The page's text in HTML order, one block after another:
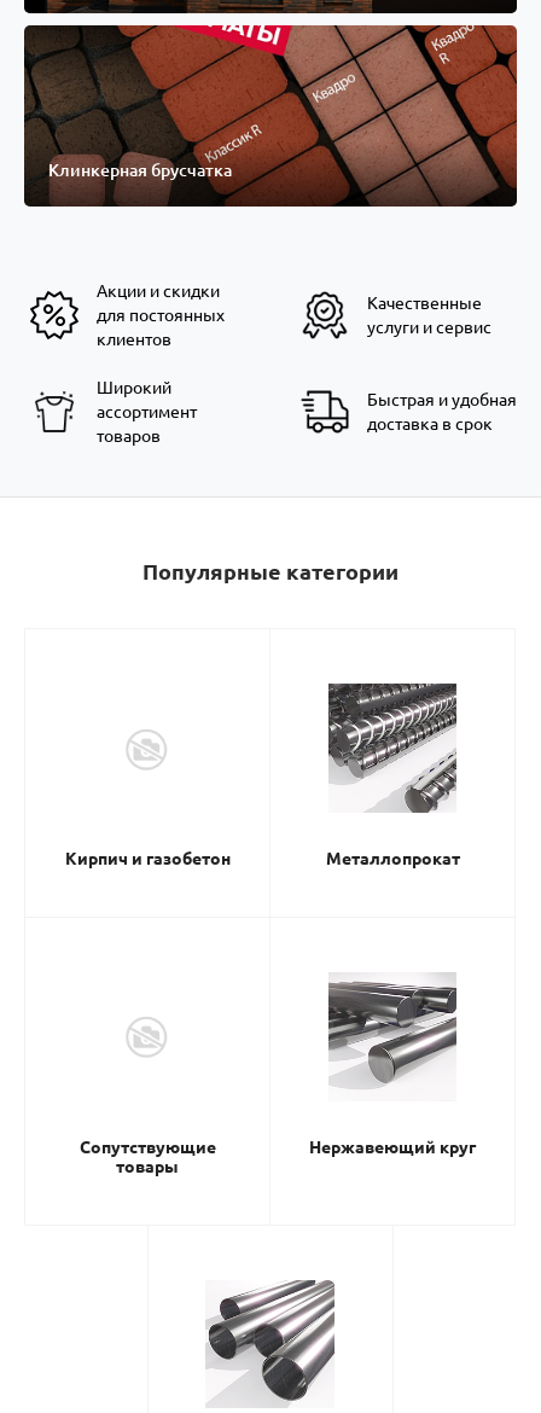
Клинкерная брусчатка
Акции и скидки
для постоянных
клиентов
Качественные
услуги и сервис
Широкий
ассортимент
товаров
Быстрая и удобная
доставка в срок
Популярные категории
Кирпич и газобетон Металлопрокат
Сопутствующие
товары
Нержавеющий круг